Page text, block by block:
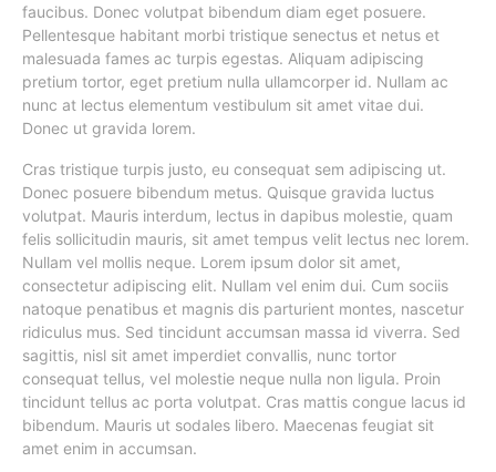
faucibus. Donec volutpat bibendum diam eget posuere.
Pellentesque habitant morbi tristique senectus et netus et
malesuada fames ac turpis egestas. Aliquam adipiscing
pretium tortor, eget pretium nulla ullamcorper id. Nullam ac
nunc at lectus elementum vestibulum sit amet vitae dui.
Donec ut gravida lorem.
Cras tristique turpis justo, eu consequat sem adipiscing ut.
Donec posuere bibendum metus. Quisque gravida luctus
volutpat. Mauris interdum, lectus in dapibus molestie, quam
felis sollicitudin mauris, sit amet tempus velit lectus nec lorem.
Nullam vel mollis neque. Lorem ipsum dolor sit amet,
consectetur adipiscing elit. Nullam vel enim dui. Cum sociis
natoque penatibus et magnis dis parturient montes, nascetur
ridiculus mus. Sed tincidunt accumsan massa id viverra. Sed
sagittis, nisl sit amet imperdiet convallis, nunc tortor
consequat tellus, vel molestie neque nulla non ligula. Proin
tincidunt tellus ac porta volutpat. Cras mattis congue lacus id
bibendum. Mauris ut sodales libero. Maecenas feugiat sit
amet enim in accumsan.